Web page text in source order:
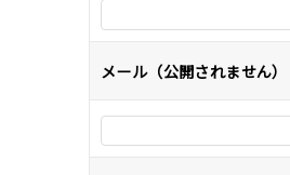
ョ
メール（公開されません）